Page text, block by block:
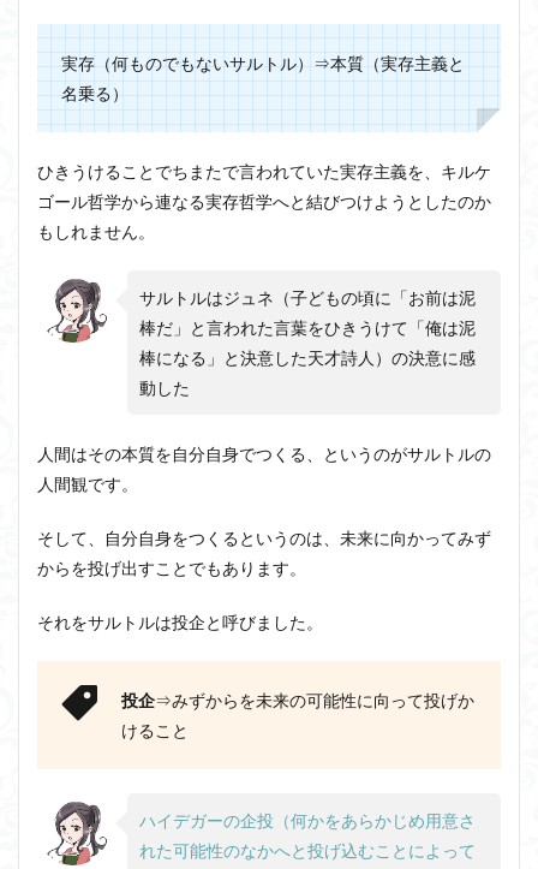
実存（何ものでもないサルトル）⇒本質（実存主義と
名乗る）
ひきうけることでちまたで言われていた実存主義を、キルケ
ゴール哲学から連なる実存哲学へと結びつけようとしたのか
もしれません。
サルトルはジュネ（子どもの頃に「お前は泥
棒だ」と言われた言葉をひきうけて「俺は泥
棒になる」と決意した天才詩人）の決意に感
動した
人間はその本質を自分自身でつくる、というのがサルトルの
人間観です。
そして、自分自身をつくるというのは、未来に向かってみず
からを投げ出すことでもあります。
それをサルトルは投企と呼びました。
投企⇒みずからを未来の可能性に向って投げか
けること
ハイデガーの企投（何かをあらかじめ用意さ
れた可能性のなかへと投げ込むことによって